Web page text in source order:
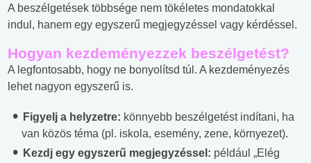
A beszélgetések többsége nem tökéletes mondatokkal
indul, hanem egy egyszerű megjegyzéssel vagy kérdéssel.
Hogyan kezdeményezzek beszélgetést?
A legfontosabb, hogy ne bonyolítsd túl. A kezdeményezés
lehet nagyon egyszerű is.
Figyelj a helyzetre: könnyebb beszélgetést indítani, ha
van közös téma (pl. iskola, esemény, zene, környezet).
Kezdj egy egyszerű megjegyzéssel: például „Elég